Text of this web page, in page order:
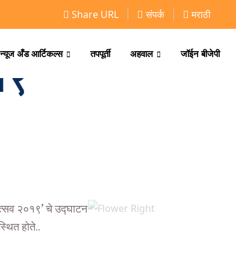
Share URL संपर्क मराठी
न्यूज अँड आर्टिकल्स तपपूर्ती अहवाल जॉईन बीजेपी
२०१९’ चे उद्घाटन
होते..